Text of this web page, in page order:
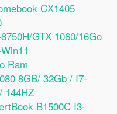
CX1405
GTX 1060/16Go
Ram
8GB/ 32Gb / I7-
144HZ
B1500C I3-